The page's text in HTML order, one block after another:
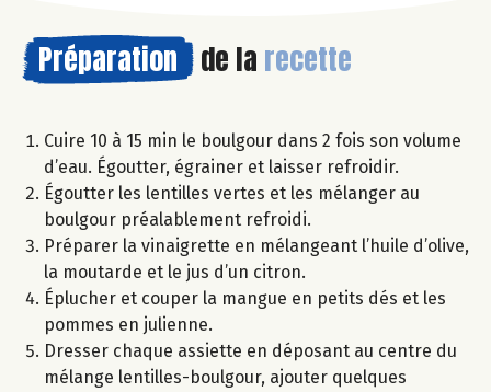
Préparation de la recette
Cuire 10 à 15 min le boulgour dans 2 fois son volume
d’eau. Égoutter, égrainer et laisser refroidir.
Égoutter les lentilles vertes et les mélanger au
boulgour préalablement refroidi.
Préparer la vinaigrette en mélangeant l’huile d’olive,
la moutarde et le jus d’un citron.
Éplucher et couper la mangue en petits dés et les
pommes en julienne.
Dresser chaque assiette en déposant au centre du
mélange lentilles-boulgour, ajouter quelques